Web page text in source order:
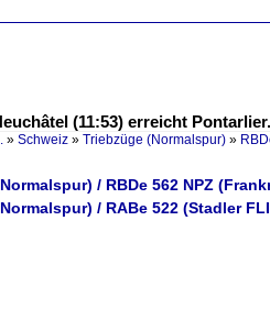
(11:53) erreicht Pontarlier.
» Schweiz » Triebzüge (Normalspur) »
/ RBDe 562 NPZ
/ RABe 522 (Stadler